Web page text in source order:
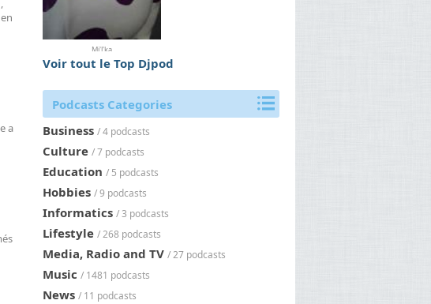
a
Mi'l'ka
Voir tout le Top Djpod
Podcasts Categories
Business / 4 podcasts
Culture / 7 podcasts
Education / 5 podcasts
Hobbies / 9 podcasts
Informatics / 3 podcasts
Lifestyle / 268 podcasts
Media, Radio and TV / 27 podcasts
Music / 1481 podcasts
News / 11 podcasts